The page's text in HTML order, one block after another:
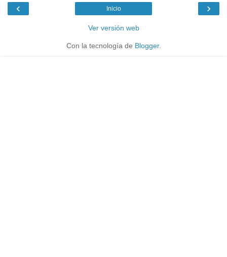
‹ ›
Inicio
Ver versión web
Con la tecnología de Blogger.